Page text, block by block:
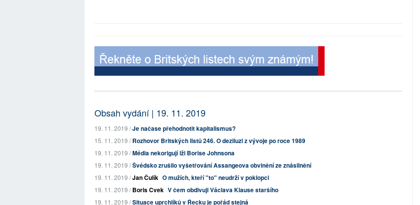
Obsah vydání | 19. 11. 2019
19. 11. 2019 /Je načase přehodnotit kapitalismus?
15. 11. 2019 /Rozhovor Britských listů 246. O deziluzi z vývoje po roce 1989
19. 11. 2019 /Média nekorigují lži Borise Johnsona
19. 11. 2019 /Švédsko zrušilo vyšetřování Assangeova obvinění ze znásilnění
19. 11. 2019 /Jan Čulík O mužích, kteří "to" neudrží v poklopci
19. 11. 2019 /Boris Cvek V čem obdivuji Václava Klause staršího
19. 11. 2019 /Situace uprchlíků v Řecku je pořád stejná